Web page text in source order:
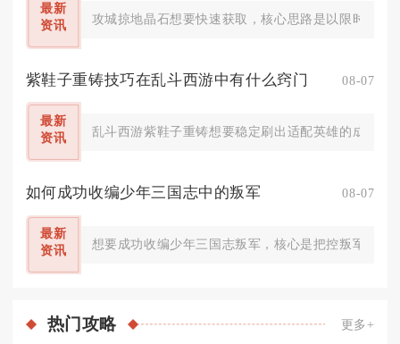
最新
资讯
攻城掠地晶石想要快速获取，核心思路是以限时活
紫鞋子重铸技巧在乱斗西游中有什么窍门 08-07
最新
资讯
乱斗西游紫鞋子重铸想要稳定刷出适配英雄的成品
如何成功收编少年三国志中的叛军 08-07
最新
资讯
想要成功收编少年三国志叛军，核心是把控叛军归
热门攻略 更多+